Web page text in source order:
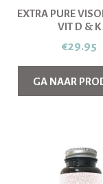
EXTRA PURE
VIT D & K
€29.95
GA NAAR